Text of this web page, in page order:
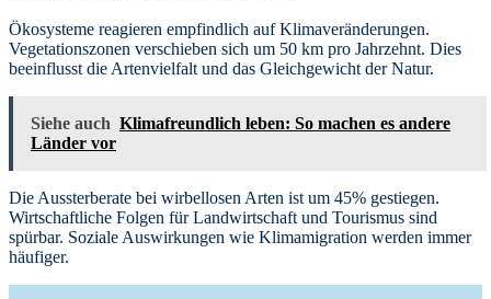
Ökosysteme reagieren empfindlich auf Klimaveränderungen.
Vegetationszonen verschieben sich um 50 km pro Jahrzehnt. Dies
beeinflusst die Artenvielfalt und das Gleichgewicht der Natur.
Siehe auch Klimafreundlich leben: So machen es andere
Länder vor
Die Aussterberate bei wirbellosen Arten ist um 45% gestiegen.
Wirtschaftliche Folgen für Landwirtschaft und Tourismus sind
spürbar. Soziale Auswirkungen wie Klimamigration werden immer
häufiger.